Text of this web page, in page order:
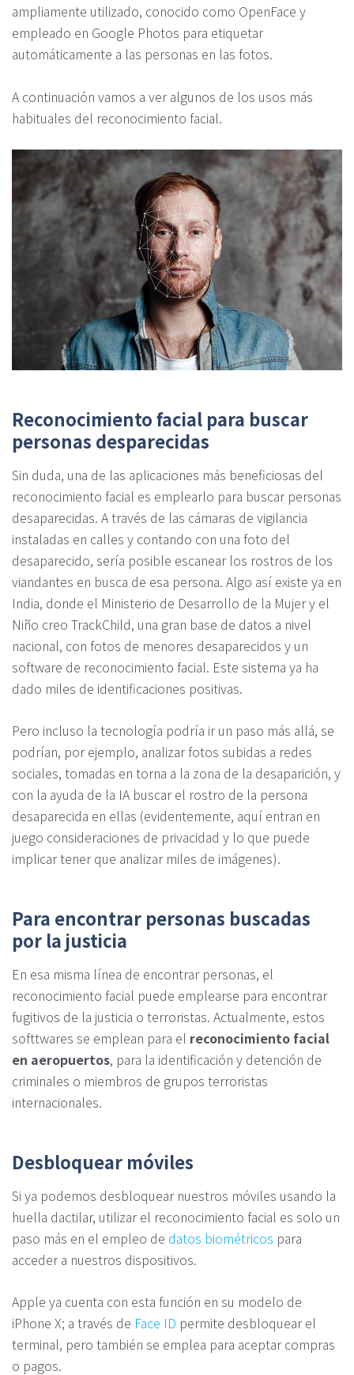
ampliamente utilizado, conocido como OpenFace y
empleado en Google Photos para etiquetar
automáticamente a las personas en las fotos.
A continuación vamos a ver algunos de los usos más
habituales del reconocimiento facial.
Reconocimiento facial para buscar
personas desparecidas
Sin duda, una de las aplicaciones más beneficiosas del
reconocimiento facial es emplearlo para buscar personas
desaparecidas. A través de las cámaras de vigilancia
instaladas en calles y contando con una foto del
desaparecido, sería posible escanear los rostros de los
viandantes en busca de esa persona. Algo así existe ya en
India, donde el Ministerio de Desarrollo de la Mujer y el
Niño creo TrackChild, una gran base de datos a nivel
nacional, con fotos de menores desaparecidos y un
software de reconocimiento facial. Este sistema ya ha
dado miles de identificaciones positivas.
Pero incluso la tecnología podría ir un paso más allá, se
podrían, por ejemplo, analizar fotos subidas a redes
sociales, tomadas en torna a la zona de la desaparición, y
con la ayuda de la IA buscar el rostro de la persona
desaparecida en ellas (evidentemente, aquí entran en
juego consideraciones de privacidad y lo que puede
implicar tener que analizar miles de imágenes).
Para encontrar personas buscadas
por la justicia
En esa misma línea de encontrar personas, el
reconocimiento facial puede emplearse para encontrar
fugitivos de la justicia o terroristas. Actualmente, estos
softtwares se emplean para el reconocimiento facial
en aeropuertos, para la identificación y detención de
criminales o miembros de grupos terroristas
internacionales.
Desbloquear móviles
Si ya podemos desbloquear nuestros móviles usando la
huella dactilar, utilizar el reconocimiento facial es solo un
paso más en el empleo de datos biométricos para
acceder a nuestros dispositivos.
Apple ya cuenta con esta función en su modelo de
iPhone X; a través de Face ID permite desbloquear el
terminal, pero también se emplea para aceptar compras
o pagos.